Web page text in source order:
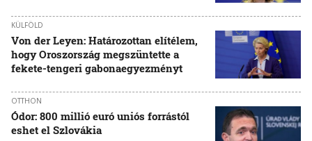
KÜLFÖLD
Von der Leyen: Határozottan elítélem,
hogy Oroszország megszüntette a
fekete-tengeri gabonaegyezményt
OTTHON
Ódor: 800 millió euró uniós forrástól
eshet el Szlovákia